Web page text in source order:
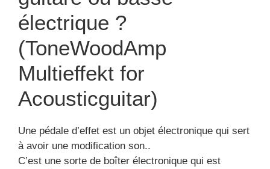
électrique ?
(ToneWoodAmp
Multieffekt for
Acousticguitar)
Une pédale d’effet est un objet électronique qui sert
à avoir une modification son..
C’est une sorte de boîter électronique qui est